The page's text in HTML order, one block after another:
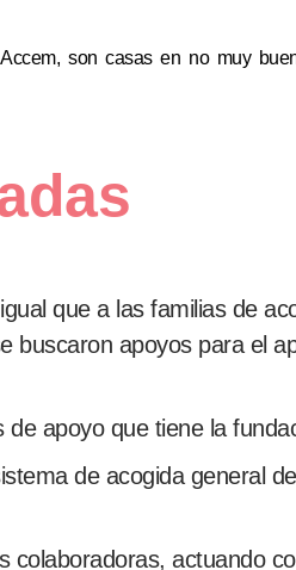
son casas en no muy
que a las familias de
buscaron apoyos para el
apoyo que tiene la
de acogida general
colaboradoras, actuando